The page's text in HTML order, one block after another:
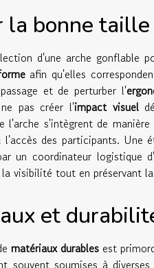
la bonne
d'une arche gonflable
afin qu'elles
et de perturber l'
pas créer l'impact visuel
l'arche s'intègrent de
des participants. Une
un coordinateur logistique
visibilité tout en préservant
et
matériaux durables est